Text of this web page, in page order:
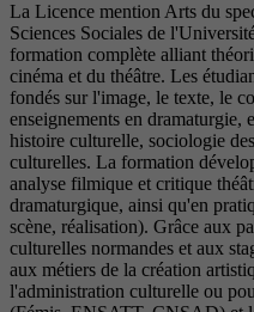
La Licence mention Arts du
Sciences Sociales de
formation complète alliant
cinéma et du théâtre. Les
fondés sur l'image, le texte, le
enseignements en dramaturgie,
histoire culturelle, sociologie
culturelles. La formation
analyse filmique et critique
dramaturgique, ainsi qu'en
scène, réalisation). Grâce aux
culturelles normandes et aux
aux métiers de la création
l'administration culturelle ou